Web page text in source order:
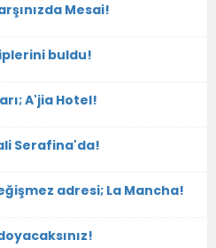
Mesai!
buldu!
A'jia Hotel!
Serafina'da!
adresi; La Mancha!